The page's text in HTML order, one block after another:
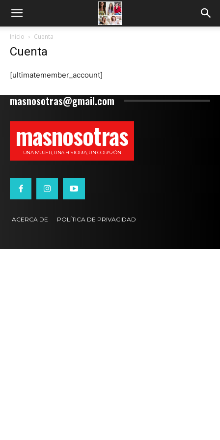
Inicio Cuenta
Cuenta
[ultimatemember_account]
masnosotras@gmail.com
masnosotras
UNA MUJER, UNA HISTORIA, UN CORAZÓN
ACERCA DE POLÍTICA DE PRIVACIDAD